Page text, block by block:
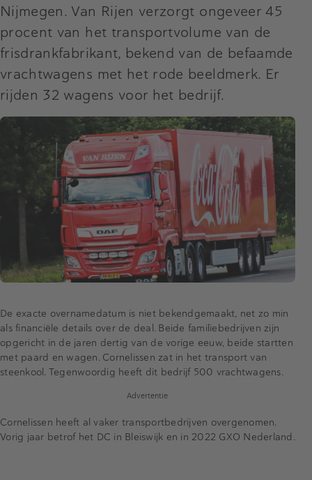
Nijmegen. Van Rijen verzorgt ongeveer 45
procent van het transportvolume van de
frisdrankfabrikant, bekend van de befaamde
vrachtwagens met het rode beeldmerk. Er
rijden 32 wagens voor het bedrijf.
De exacte overnamedatum is niet bekendgemaakt, net zo min
als financiële details over de deal. Beide familiebedrijven zijn
opgericht in de jaren dertig van de vorige eeuw, beide startten
met paard en wagen. Cornelissen zat in het transport van
steenkool. Tegenwoordig heeft dit bedrijf 500 vrachtwagens.
Advertentie
Cornelissen heeft al vaker transportbedrijven overgenomen.
Vorig jaar betrof het DC in Bleiswijk en in 2022 GXO Nederland.